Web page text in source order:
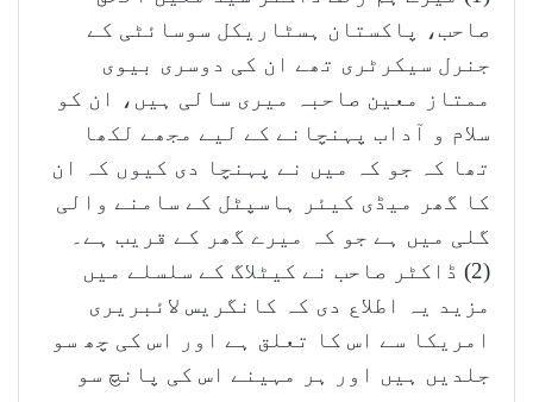
صاحب، پاکستان ہسٹاریکل سوسائٹی کے
جنرل سیکرٹری تھے ان کی دوسری بیوی
ممتاز معین صاحبہ میری سالی ہیں، ان کو
سلام و آداب پہنچانے کے لیے مجھے لکھا
تھا کہ جو کہ میں نے پہنچا دی کیوں کہ ان
کا گھر میڈی کیئر ہاسپٹل کے سامنے والی
گلی میں ہے جو کہ میرے گھر کے قریب ہے۔
(2) ڈاکٹر صاحب نے کیٹلاگ کے سلسلے میں
مزید یہ اطلاع دی کہ کانگریس لائبریری
امریکا سے اس کا تعلق ہے اور اس کی چھ سو
جلدیں ہیں اور ہر مہینے اس کی پانچ سو